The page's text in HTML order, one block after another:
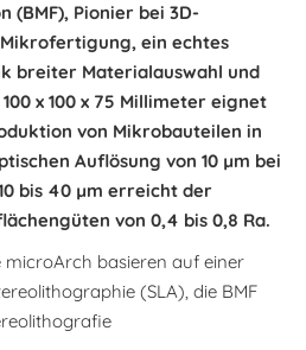
(BMF), Pionier bei 3D-
ein echtes
breiter Materialauswahl und
x 100 x 75 Millimeter eignet
von Mikrobauteilen in
Auflösung von 10 µm bei
bis 40 µm erreicht der
von 0,4 bis 0,8 Ra.
microArch basieren auf einer
(SLA), die BMF